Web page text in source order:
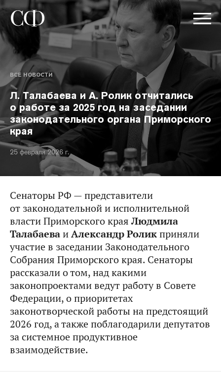
ВСЕ НОВОСТИ
Л. Талабаева и А. Ролик отчитались
о работе за 2025 год на заседании
законодательного органа Приморского
края
25 февраля 2026 г.
Сенаторы РФ — представители
от законодательной и исполнительной
власти Приморского края Людмила
ТалабаеваиАлександр Роликприняли
участие в заседании Законодательного
Собрания Приморского края. Сенаторы
рассказали о том, над какими
законопроектами ведут работу в Совете
Федерации, о приоритетах
законотворческой работы на предстоящий
2026 год, а также поблагодарили депутатов
за системное продуктивное
взаимодействие.